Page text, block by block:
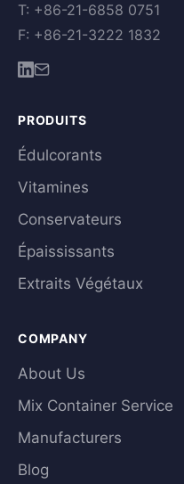
T: +86-21-6858 0751
F: +86-21-3222 1832
PRODUITS
Édulcorants
Vitamines
Conservateurs
Épaississants
Extraits Végétaux
COMPANY
About Us
Mix Container Service
Manufacturers
Blog